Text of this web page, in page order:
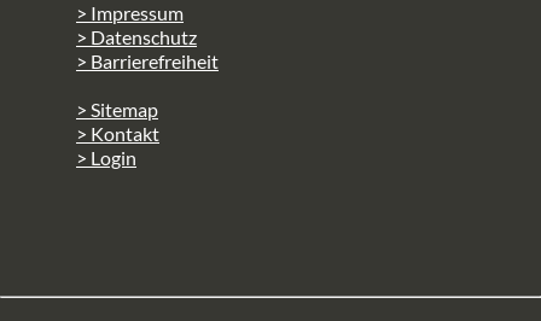
> Impressum
> Datenschutz
> Barrierefreiheit
> Sitemap
> Kontakt
> Login